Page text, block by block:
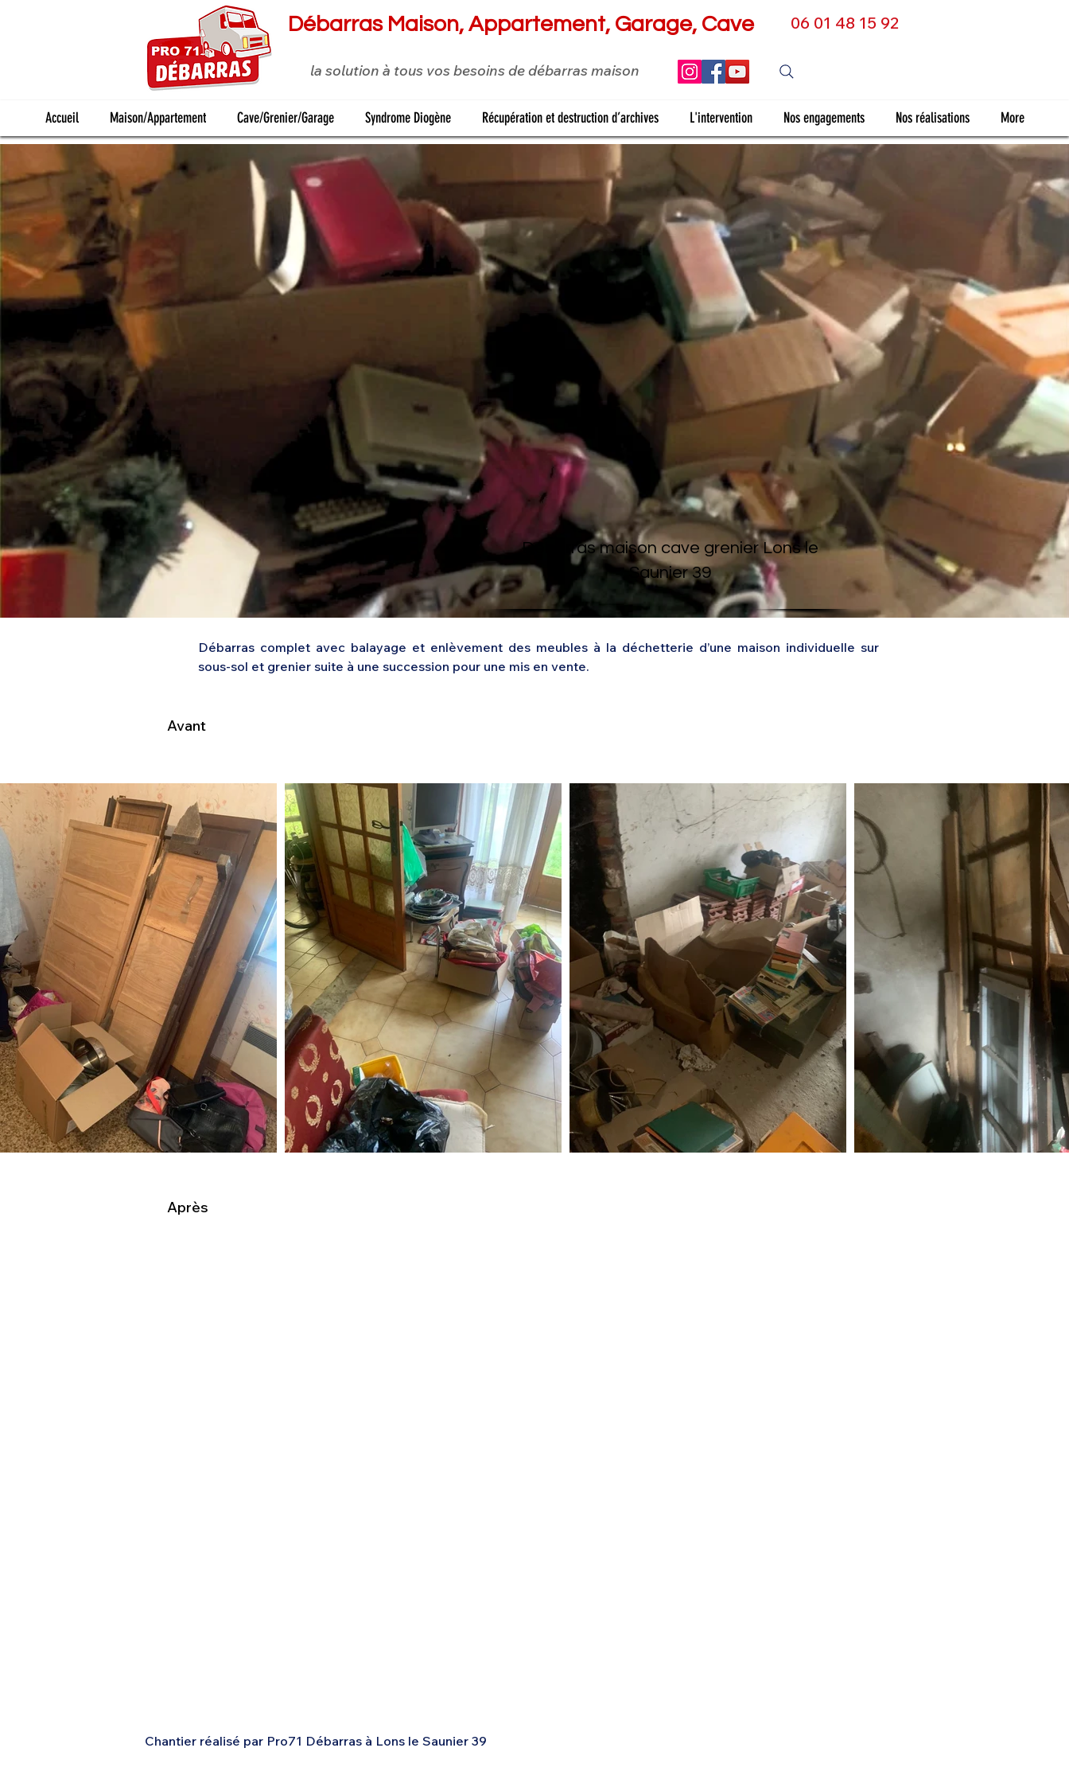
Débarras Maison, Appartement, Garage, Cave
la solution à tous vos besoins de débarras maison
06 01 48 15 92
Accueil Maison/Appartement Cave/Grenier/Garage Syndrome Diogène Récupération et destruction d’archives L'intervention Nos engagements Nos réalisations More
Débarras maison cave grenier Lons le
Saunier 39
Débarras complet avec balayage et enlèvement des meubles à la déchetterie d’une maison individuelle sur
sous-sol et grenier suite à une succession pour une mis en vente.
Avant
Après
Chantier réalisé par Pro71 Débarras à Lons le Saunier 39